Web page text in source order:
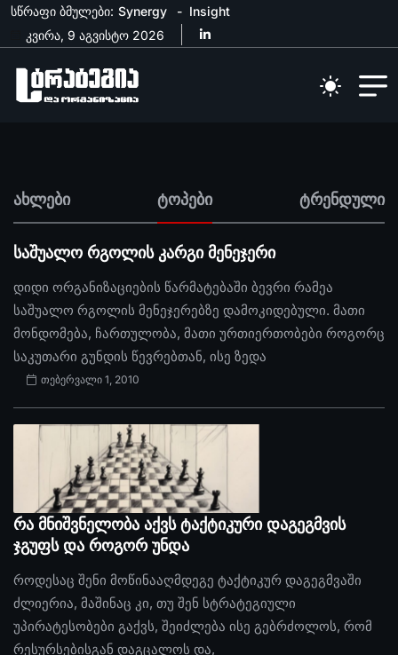
სწრაფი ბმულები: Synergy
Insight
კვირა, 9 აგვისტო 2026
ახლები ტოპები ტრენდული
საშუალო რგოლის კარგი მენეჯერი
დიდი ორგანიზაციების წარმატებაში ბევრი რამეა
საშუალო რგოლის მენეჯერებზე დამოკიდებული. მათი
მონდომება, ჩართულობა, მათი ურთიერთობები როგორც
საკუთარი გუნდის წევრებთან, ისე ზედა
თებერვალი 1, 2010
რა მნიშვნელობა აქვს ტაქტიკური დაგეგმვის
ჯგუფს და როგორ უნდა
როდესაც შენი მოწინააღმდეგე ტაქტიკურ დაგეგმვაში
ძლიერია, მაშინაც კი, თუ შენ სტრატეგიული
უპირატესობები გაქვს, შეიძლება ისე გებრძოლოს, რომ
რესურსებისგან დაგცალოს და,